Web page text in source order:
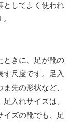
としてよく使われ
ときに、足が靴の
尺度です。足入
先の形状など、
入れサイズは、
イズの靴でも、足